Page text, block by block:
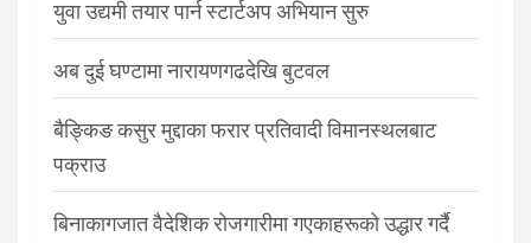
युवा उद्यमी तयार पार्न स्टार्टअप अभियान सुरु
अब दुई घण्टामा नारायणगढदेखि बुटवल
बैङ्किङ कसुर मुद्दाका फरार प्रतिवादी विमानस्थलबाट
पक्राउ
बिनाकागजात वैदेशिक रोजगारीमा गएकाहरूको उद्धार गर्दै